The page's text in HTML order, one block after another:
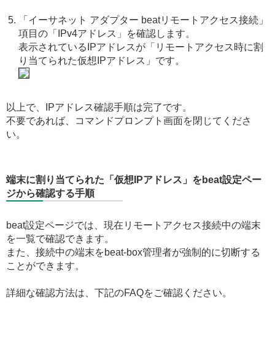
「イーサネット アダプター beatリモートアクセス接続」
項目の「IPv4アドレス」を確認します。
表示されているIPアドレスが「リモートアクセス時に割
り当てられた仮想IPアドレス」です。
以上で、IPアドレス確認手順は完了です。
不要であれば、コマンドプロンプト画面を閉じてくださ
い。
端末に割り当てられた「仮想IPアドレス」をbeat設定ペー
ジから確認する手順
beat設定ページでは、現在リモートアクセス接続中の端末
を一覧で確認できます。
また、接続中の端末をbeat-box管理者が強制的に切断する
ことができます。
詳細な確認方法は、下記のFAQをご確認ください。